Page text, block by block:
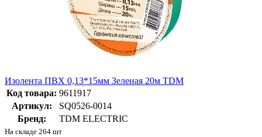
Изолента ПВХ 0,13*15мм Зеленая 20м TDM
Код товара: 9611917
Артикул:
SQ0526-0014
Бренд:
TDM ELECTRIC
На складе 264 шт